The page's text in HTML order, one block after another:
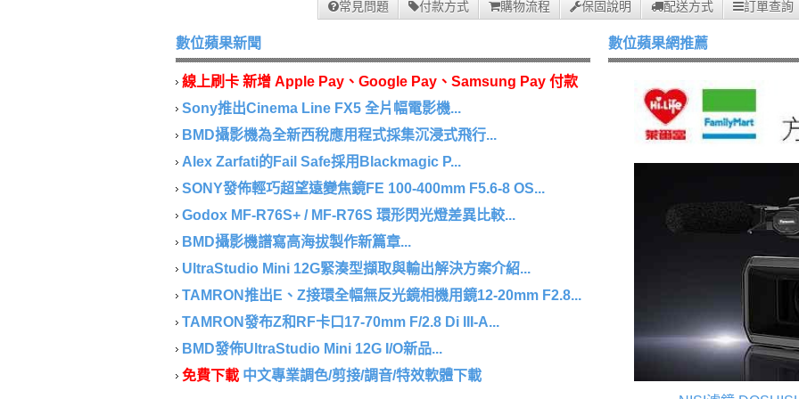
常見問題 付款方式 購物流程 保固說明 配送方式 訂單查詢
數位蘋果新聞
線上刷卡 新增 Apple Pay、Google Pay、Samsung Pay 付款
Sony推出Cinema Line FX5 全片幅電影機...
BMD攝影機為全新西稅應用程式採集沉浸式飛行...
Alex Zarfati的Fail Safe採用Blackmagic P...
SONY發佈輕巧超望遠變焦鏡FE 100-400mm F5.6-8 OS...
Godox MF-R76S+ / MF-R76S 環形閃光燈差異比較...
BMD攝影機譜寫高海拔製作新篇章...
UltraStudio Mini 12G緊湊型擷取與輸出解決方案介紹...
TAMRON推出E、Z接環全幅無反光鏡相機用鏡12-20mm F2.8...
TAMRON發布Z和RF卡口17-70mm F/2.8 Di III-A...
BMD發佈UltraStudio Mini 12G I/O新品...
免費下載 中文專業調色/剪接/調音/特效軟體下載
數位蘋果網推薦